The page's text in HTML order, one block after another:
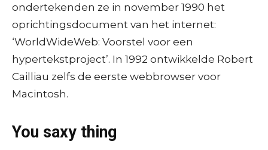
ondertekenden ze in november 1990 het
oprichtingsdocument van het internet:
‘WorldWideWeb: Voorstel voor een
hypertekstproject’. In 1992 ontwikkelde Robert
Cailliau zelfs de eerste webbrowser voor
Macintosh.
You saxy thing